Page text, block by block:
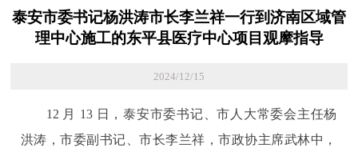
泰安市委书记杨洪涛市长李兰祥一行到济南区域管
理中心施工的东平县医疗中心项目观摩指导
2024/12/15
12 月 13 日，泰安市委书记、市人大常委会主任杨
洪涛，市委副书记、市长李兰祥，市政协主席武林中，